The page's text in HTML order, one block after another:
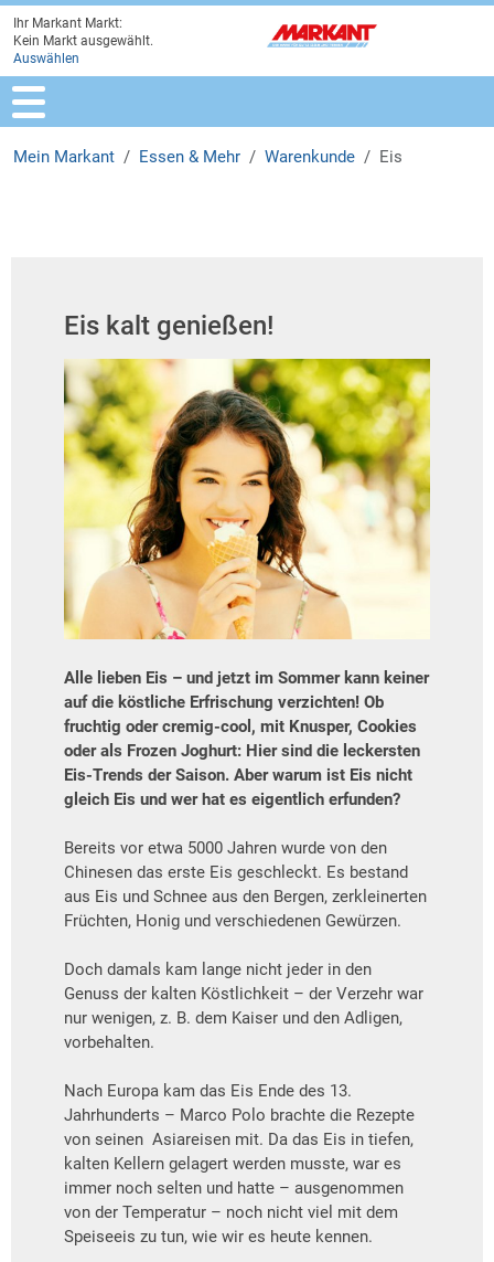
Zur Marktauswahl
Zur Hauptnavigation
Zum Hauptinhalt
Zum Fussbereich
Ihr Markant Markt:
Kein Markt ausgewählt.
Auswählen
Mein Markant Essen & Mehr Warenkunde Eis
Eis kalt genießen!
Alle lieben Eis – und jetzt im Sommer kann keiner
auf die köstliche Erfrischung verzichten! Ob
fruchtig oder cremig-cool, mit Knusper, Cookies
oder als Frozen Joghurt: Hier sind die leckersten
Eis-Trends der Saison. Aber warum ist Eis nicht
gleich Eis und wer hat es eigentlich erfunden?
Bereits vor etwa 5000 Jahren wurde von den
Chinesen das erste Eis geschleckt. Es bestand
aus Eis und Schnee aus den Bergen, zerkleinerten
Früchten, Honig und verschiedenen Gewürzen.
Doch damals kam lange nicht jeder in den
Genuss der kalten Köstlichkeit – der Verzehr war
nur wenigen, z. B. dem Kaiser und den Adligen,
vorbehalten.
Nach Europa kam das Eis Ende des 13.
Jahrhunderts – Marco Polo brachte die Rezepte
von seinen Asiareisen mit. Da das Eis in tiefen,
kalten Kellern gelagert werden musste, war es
immer noch selten und hatte – ausgenommen
von der Temperatur – noch nicht viel mit dem
Speiseeis zu tun, wie wir es heute kennen.